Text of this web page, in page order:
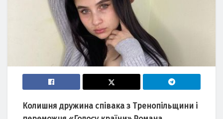
Колишня дружина співака з Тренопільщини і